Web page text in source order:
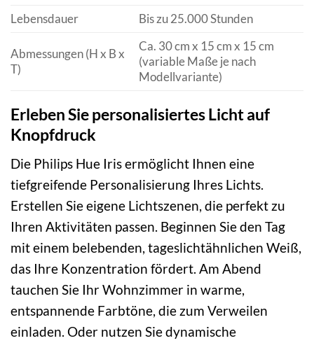
Lebensdauer
Bis zu 25.000 Stunden
Abmessungen (H x B x
T)
Ca. 30 cm x 15 cm x 15 cm
(variable Maße je nach
Modellvariante)
Erleben Sie personalisiertes Licht auf
Knopfdruck
Die Philips Hue Iris ermöglicht Ihnen eine
tiefgreifende Personalisierung Ihres Lichts.
Erstellen Sie eigene Lichtszenen, die perfekt zu
Ihren Aktivitäten passen. Beginnen Sie den Tag
mit einem belebenden, tageslichtähnlichen Weiß,
das Ihre Konzentration fördert. Am Abend
tauchen Sie Ihr Wohnzimmer in warme,
entspannende Farbtöne, die zum Verweilen
einladen. Oder nutzen Sie dynamische